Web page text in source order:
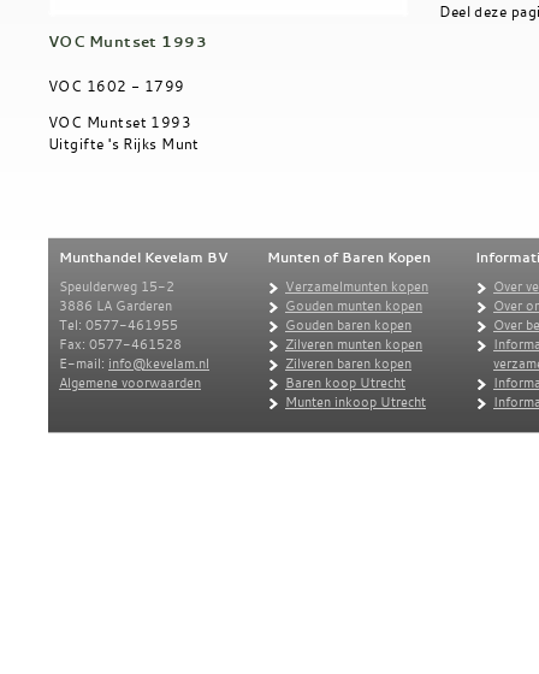
VOC Muntset 1993
VOC 1602 - 1799
VOC Muntset 1993
Uitgifte 's Rijks Munt
Deel deze
Munthandel Kevelam BV
Speulderweg 15-2
3886 LA Garderen
Tel: 0577-461955
Fax: 0577-461528
E-mail: info@kevelam.nl
Algemene voorwaarden
Munten of Baren Kopen
Verzamelmunten kopen
Gouden munten kopen
Gouden baren kopen
Zilveren munten kopen
Zilveren baren kopen
Baren koop Utrecht
Munten inkoop Utrecht
Over
Over
Over